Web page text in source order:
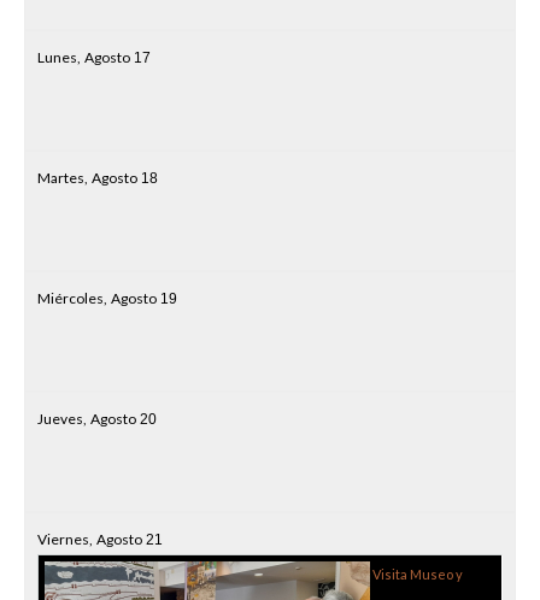
Lunes, Agosto 17
Martes, Agosto 18
Miércoles, Agosto 19
Jueves, Agosto 20
Viernes, Agosto 21
Visita Museo y